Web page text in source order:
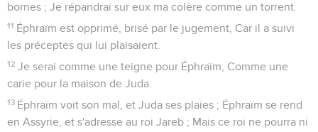
bornes ; Je répandrai sur eux ma colère comme un torrent.
11 Éphraïm est opprimé, brisé par le jugement, Car il a suivi
les préceptes qui lui plaisaient.
12 Je serai comme une teigne pour Éphraïm, Comme une
carie pour la maison de Juda.
13 Éphraïm voit son mal, et Juda ses plaies ; Éphraïm se rend
en Assyrie, et s'adresse au roi Jareb ; Mais ce roi ne pourra ni